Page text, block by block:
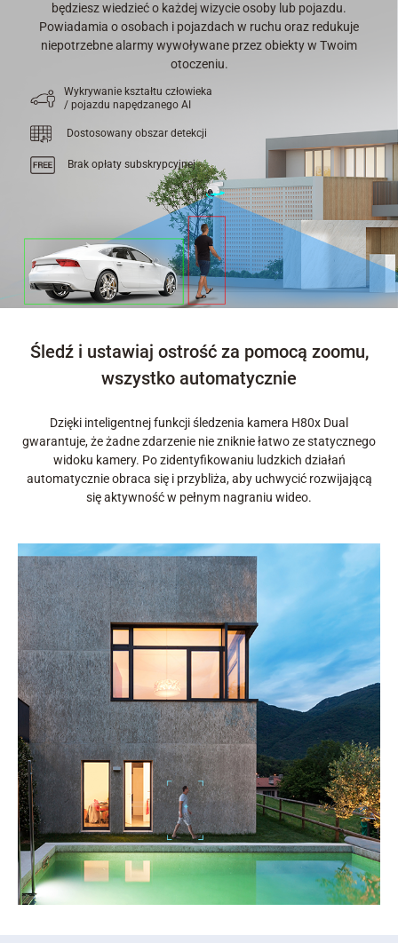
będziesz wiedzieć o każdej wizycie osoby lub pojazdu.
Powiadamia o osobach i pojazdach w ruchu oraz redukuje
niepotrzebne alarmy wywoływane przez obiekty w Twoim
otoczeniu.
Wykrywanie kształtu człowieka
/ pojazdu napędzanego AI
Dostosowany obszar detekcji
Brak opłaty subskrypcyjnej
Śledź i ustawiaj ostrość za pomocą zoomu,
wszystko automatycznie
Dzięki inteligentnej funkcji śledzenia kamera H80x Dual
gwarantuje, że żadne zdarzenie nie zniknie łatwo ze statycznego
widoku kamery. Po zidentyfikowaniu ludzkich działań
automatycznie obraca się i przybliża, aby uchwycić rozwijającą
się aktywność w pełnym nagraniu wideo.